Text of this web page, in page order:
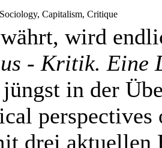
Capitalism, Critique
währt, wird
- Kritik. Eine
in der
drei aktuellen